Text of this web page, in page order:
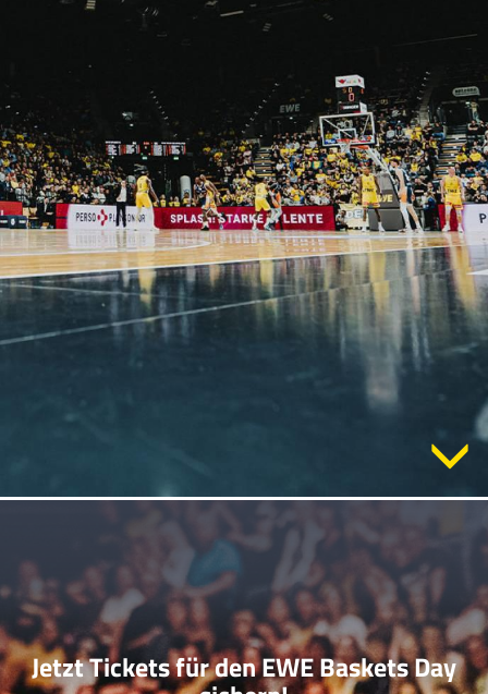
Jetzt Tickets für den EWE Baskets Day